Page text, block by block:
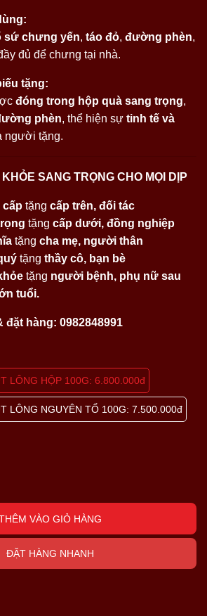
sứ chưng yến, táo đỏ, đường phèn,
đủ để chưng tại nhà.
tặng:
đóng trong hộp quà sang trọng,
phèn, thể hiện sự tinh tế và
người tặng.
SANG TRỌNG CHO MỌI DỊP
cấp tặng cấp trên, đối tác
tặng cấp dưới, đồng nghiệp
tặng cha mẹ, người thân
tặng thầy cô, bạn bè
tặng người bệnh, phụ nữ sau
tuổi.
đặt hàng: 0982848991
LÔNG HỘP 100G: 6.800.000đ
LÔNG NGUYÊN TỔ 100G: 7.500.000đ
VÀO GIỎ HÀNG
ĐẶT HÀNG NHANH